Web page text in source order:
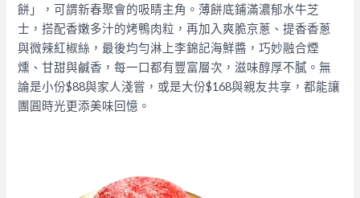
餅」，可謂新春聚會的吸睛主角。薄餅底鋪滿濃郁水牛芝
士，搭配香嫩多汁的烤鴨肉粒，再加入爽脆京蔥、提香香蔥
與微辣紅椒絲，最後均勻淋上李錦記海鮮醬，巧妙融合煙
燻、甘甜與鹹香，每一口都有豐富層次，滋味醇厚不膩。無
論是小份$​88與家人淺嘗，或是大份$168與親友共享，都能讓
團圓時光更添美味回憶。​